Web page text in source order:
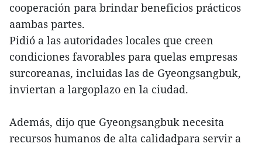
cooperación para brindar beneficios prácticos
aambas partes.
Pidió a las autoridades locales que creen
condiciones favorables para quelas empresas
surcoreanas, incluidas las de Gyeongsangbuk,
inviertan a largoplazo en la ciudad.
Además, dijo que Gyeongsangbuk necesita
recursos humanos de alta calidadpara servir a